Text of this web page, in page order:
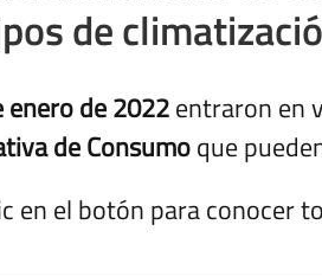
de
enero de 2022entraron en
de Consumoque
en el botón para conocer